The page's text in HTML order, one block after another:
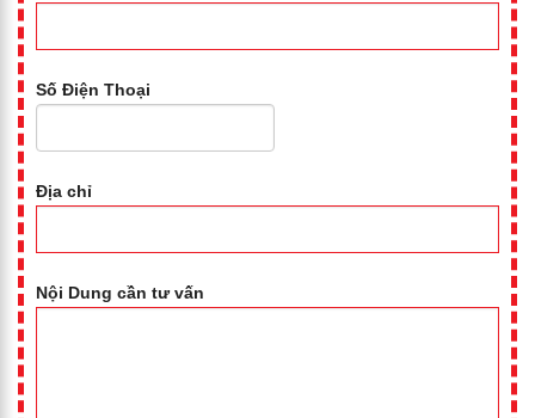
Số Điện Thoại
Địa chỉ
Nội Dung cần tư vấn